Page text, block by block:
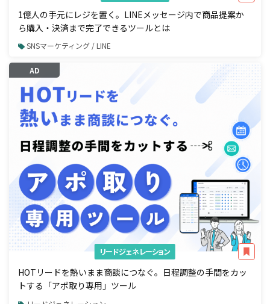
1億人の手元にレジを置く。LINEメッセージ内で商品提案か
ら購入・決済まで完了できるツールとは
SNSマーケティング / LINE
AD
リードジェネレーション
HOTリードを熱いまま商談につなぐ。日程調整の手間をカッ
トする「アポ取り専用」ツール